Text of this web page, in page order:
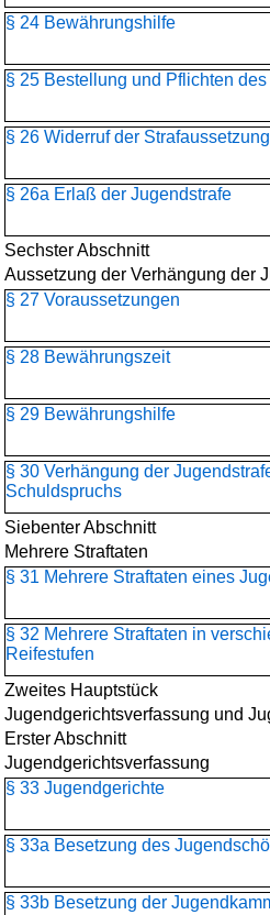
§ 24 Bewährungshilfe
§ 25 Bestellung und Pflichten
§ 26 Widerruf der Strafaussetzung
§ 26a Erlaß der Jugendstrafe
Sechster Abschnitt
Aussetzung der Verhängung der
§ 27 Voraussetzungen
§ 28 Bewährungszeit
§ 29 Bewährungshilfe
§ 30 Verhängung der
Schuldspruchs
Siebenter Abschnitt
Mehrere Straftaten
§ 31 Mehrere Straftaten eines
§ 32 Mehrere Straftaten in
Reifestufen
Zweites Hauptstück
Jugendgerichtsverfassung und
Erster Abschnitt
Jugendgerichtsverfassung
§ 33 Jugendgerichte
§ 33a Besetzung des
§ 33b Besetzung der